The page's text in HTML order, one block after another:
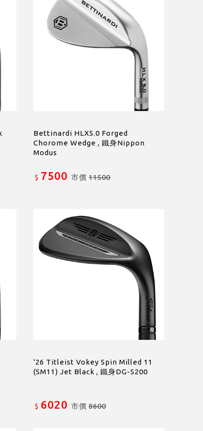
Bettinardi HLX5.0 Forged
Chorome Wedge , 鐵身Nippon
Modus
$ 7500 市價11500
'26 Titleist Vokey Spin Milled 11
(SM11) Jet Black , 鐵身DG-S200
$ 6020 市價8600